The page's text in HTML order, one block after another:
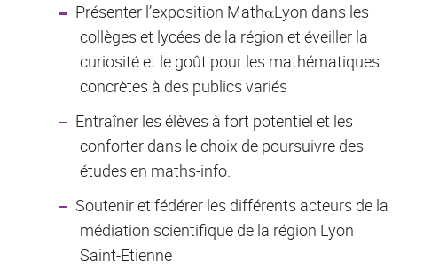
Présenter l’exposition MathαLyon dans les
collèges et lycées de la région et éveiller la
curiosité et le goût pour les mathématiques
concrètes à des publics variés
Entraîner les élèves à fort potentiel et les
conforter dans le choix de poursuivre des
études en maths-info.
Soutenir et fédérer les différents acteurs de la
médiation scientifique de la région Lyon
Saint-Etienne